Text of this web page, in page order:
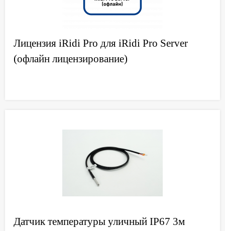
Лицензия iRidi Pro для iRidi Pro Server
(офлайн лицензирование)
Датчик температуры уличный IP67 3м